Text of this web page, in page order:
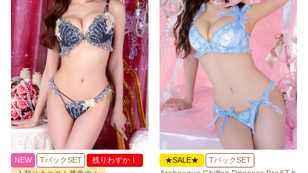
NEW TバックSET
残りわずか！
★SALE★ TバックSET